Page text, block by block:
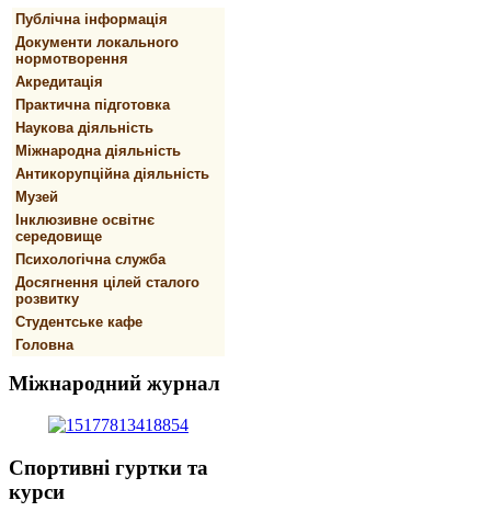
Публічна інформація
Документи локального
нормотворення
Акредитація
Практична підготовка
Наукова діяльність
Міжнародна діяльність
Антикорупційна діяльність
Музей
Інклюзивне освітнє
середовище
Психологічна служба
Досягнення цілей сталого
розвитку
Студентське кафе
Головна
Міжнародний журнал
Спортивнi гуртки та
курси